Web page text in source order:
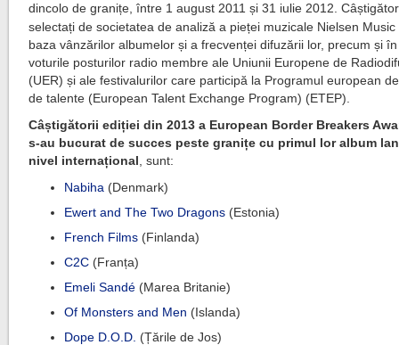
dincolo de granițe, între 1 august 2011 și 31 iulie 2012.
selectați de societatea de analiză a pieței muzicale Nielsen
baza vânzărilor albumelor și a frecvenței difuzării lor, precum și
voturile posturilor radio membre ale Uniunii Europene de
(UER) și ale festivalurilor care participă la Programul european
de talente (European Talent Exchange Program) (ETEP).
Câștigătorii ediției din 2013 a European Border Breakers
s-au bucurat de succes peste granițe cu primul lor album
nivel internațional , sunt:
Nabiha (Denmark)
Ewert and The Two Dragons (Estonia)
French Films (Finlanda)
C2C (Franța)
Emeli Sandé (Marea Britanie)
Of Monsters and Men (Islanda)
Dope D.O.D. (Țările de Jos)